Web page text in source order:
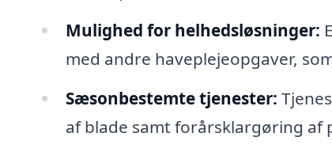
Mulighed for helhedsløsninger:
med andre haveplejeopgaver,
Sæsonbestemte tjenester:
af blade samt forårsklargøring af